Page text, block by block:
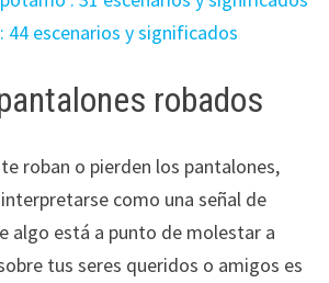
44 escenarios y significados
robados
roban o pierden los pantalones,
como una señal de
algo está a punto de molestar a
tus seres queridos o amigos es